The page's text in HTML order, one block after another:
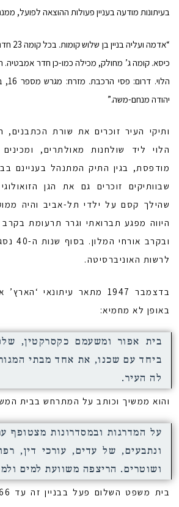
בעיתונות מודעה בעניין פעולות ההוצאה לפועל,
“אדמה
כיסא. קומה ג’ מחולק, מכילה כמו-כן חדר אמבטיה.
יהודה מנחם-משה.”
ותיקי העיר זוכרים את שורת הכתבנים,
הלוי ליד שולחנות מאולתרים,
מודפסת, בגין התיק המתנהל בעניינם
שבוותיקים זוכרים גם את הגן
שהילך קסם על ילדי תל-אביב והיה
היווה מפגע תברואתי וגרר תרעומת
ובקרב
לרשות האוניברסיטה.
בדצמבר 1947 מתאר עיתונאי
באופן לא מחמיא:
בית אפור ומשעמם כקסרקטין,
ביחד עם שכנו, את אחד מבתי
לה העיר.
והוא ממשיך וכותב על המתרחש בבית
על המדרגות ובמסדרונות מצטופף
ונתבעים, של עדים, עורכי דין,
ושוטרים. הריצפה משוועת למים